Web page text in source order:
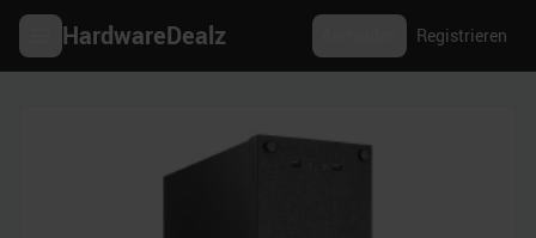
HardwareDealz Registrieren